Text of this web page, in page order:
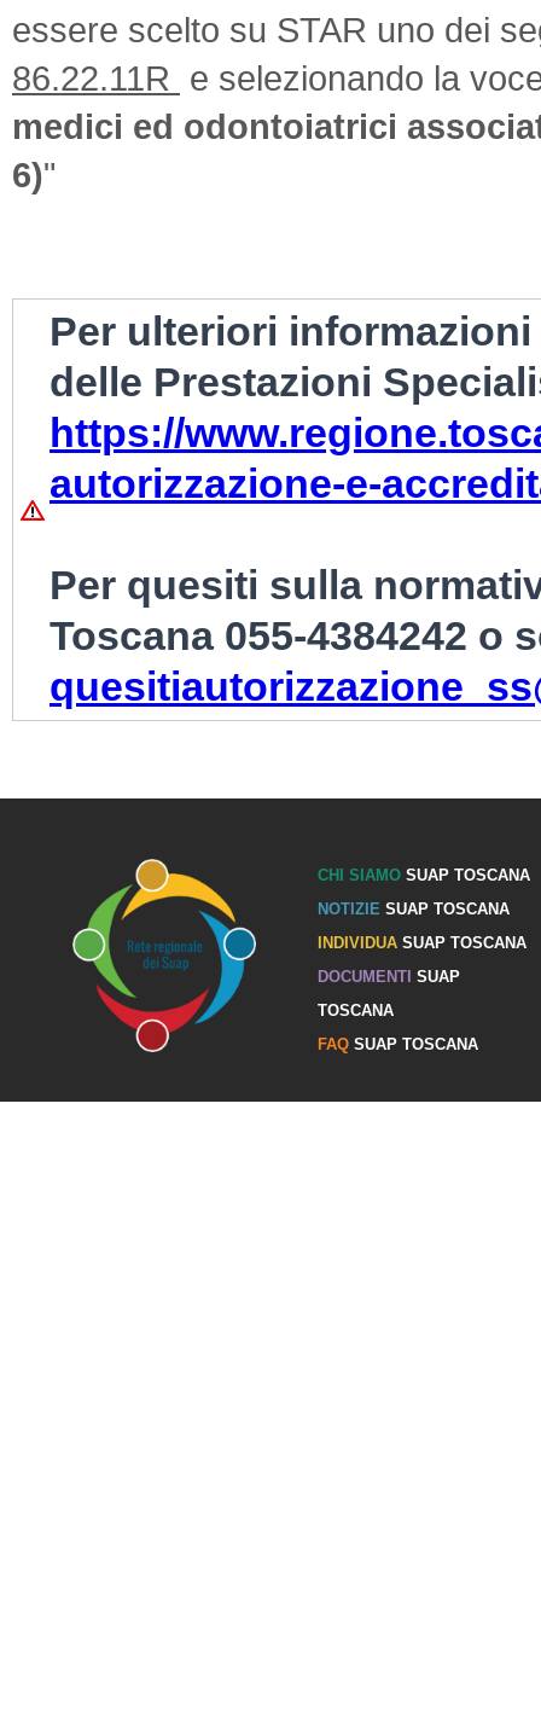
essere scelto su STAR uno dei
86.22.11R e selezionando la
medici ed odontoiatrici
6)"
Per ulteriori
delle Prestazioni
https://
autorizzazione-e-
Per quesiti sulla
Toscana 055-4384242 o
CHI SIAMOSUAP TOSCANA
NOTIZIE SUAP TOSCANA
INDIVIDUASUAP TOSCANA
DOCUMENTI SUAP
TOSCANA
FAQSUAP TOSCANA